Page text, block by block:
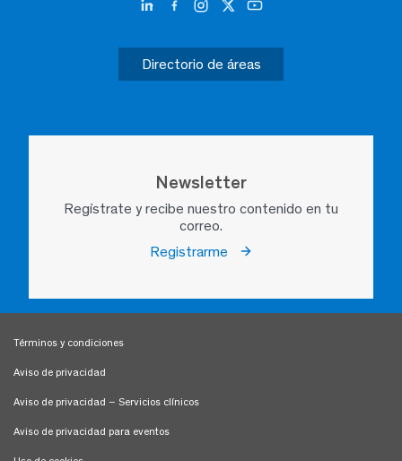
Directorio de áreas
Newsletter
Regístrate y recibe nuestro contenido en tu
correo.
Registrarme
Términos y condiciones
Aviso de privacidad
Aviso de privacidad – Servicios clínicos
Aviso de privacidad para eventos